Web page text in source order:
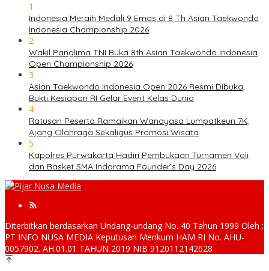
1
Indonesia Meraih Medali 9 Emas di 8 Th Asian Taekwondo
Indonesia Championship 2026
2
Wakil Panglima TNI Buka 8th Asian Taekwondo Indonesia
Open Championship 2026
3
Asian Taekwondo Indonesia Open 2026 Resmi Dibuka,
Bukti Kesiapan RI Gelar Event Kelas Dunia
4
Ratusan Peserta Ramaikan Wanayasa Lumpatkeun 7K,
Ajang Olahraga Sekaligus Promosi Wisata
5
Kapolres Purwakarta Hadiri Pembukaan Turnamen Voli
dan Basket SMA Indorama Founder’s Day 2026
Diterbitkan berdasarkan Undang-undang No. 40 Tahun 1999 Oleh :
PT INFO NUSA MEDIA Keputusan Menkum HAM RI No. AHU-
0057902. AH.01.01 TAHUN 2019 NIB 9120112142628